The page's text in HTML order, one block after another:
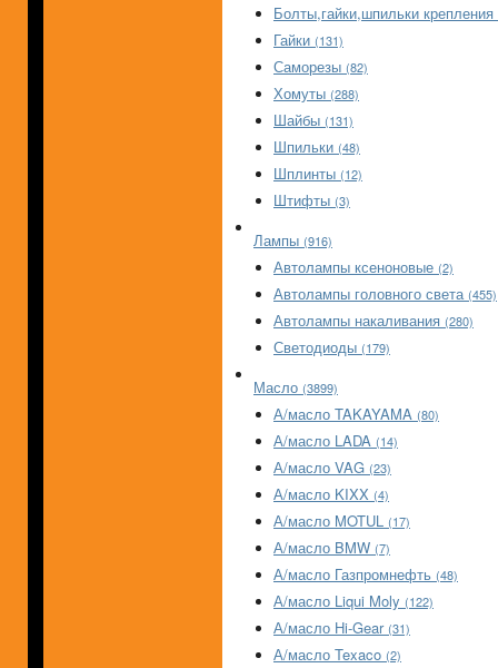
Болты,гайки,шпильки
Гайки (131)
Саморезы (82)
Хомуты (288)
Шайбы (131)
Шпильки (48)
Шплинты (12)
Штифты (3)
Лампы (916)
Автолампы ксеноновые (2)
Автолампы головного света (455)
Автолампы накаливания (280)
Светодиоды (179)
Масло (3899)
А/масло TAKAYAMA (80)
А/масло LADA (14)
А/масло VAG (23)
А/масло KIXX (4)
А/масло MOTUL (17)
А/масло BMW (7)
А/масло Газпромнефть (48)
А/масло Liqui Moly (122)
А/масло Hi-Gear (31)
А/масло Texaco (2)